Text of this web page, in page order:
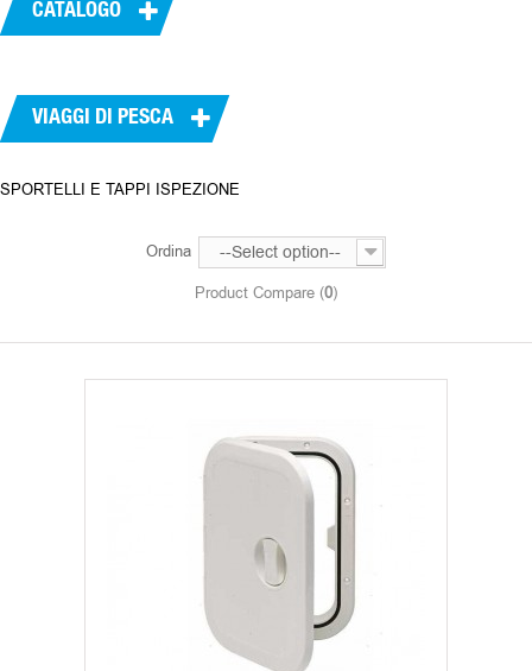
CATALOGO
VIAGGI DI PESCA
SPORTELLI E TAPPI ISPEZIONE
Ordina --Select option--
Product Compare (0)